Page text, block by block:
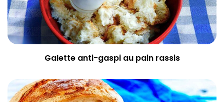
Galette anti-gaspi au pain rassis